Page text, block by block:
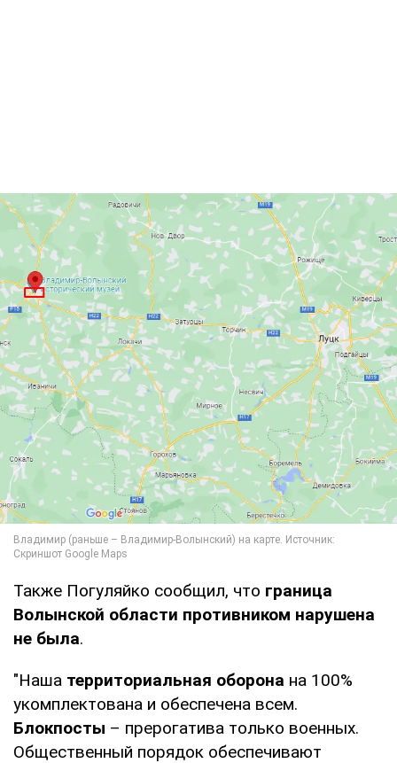
Также Погуляйко сообщил, что граница
Волынской области противником нарушена
не была.
"Наша территориальная оборона на 100%
укомплектована и обеспечена всем.
Блокпосты – прерогатива только военных.
Общественный порядок обеспечивают